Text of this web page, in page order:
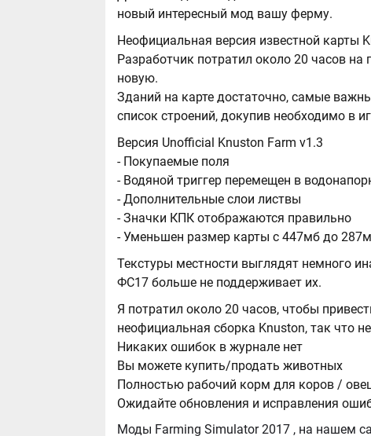
новый интересный мод вашу ферму.
Неофициальная версия известной карты
Разработчик потратил около 20 часов на
новую.
Зданий на карте достаточно, самые
список строений, докупив необходимо в
Версия Unofficial Knuston Farm v1.3
- Покупаемые поля
- Водяной триггер перемещен в
- Дополнительные слои листвы
- Значки КПК отображаются правильно
- Уменьшен размер карты с 447мб до
Текстуры местности выглядят немного
ФС17 больше не поддерживает их.
Я потратил около 20 часов, чтобы
неофициальная сборка Knuston, так что
Никаких ошибок в журнале нет
Вы можете купить/продать животных
Полностью рабочий корм для коров /
Ожидайте обновления и исправления
Моды Farming Simulator 2017 , на нашем сайте бывают самые разнообразные, можно